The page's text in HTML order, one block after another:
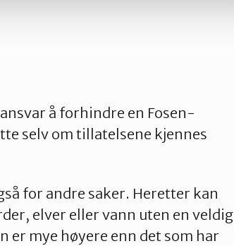
å forhindre en Fosen-
selv om tillatelsene kjennes
for andre saker. Heretter kan
elver eller vann uten en veldig
er mye høyere enn det som har